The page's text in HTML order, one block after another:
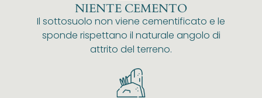
NIENTE CEMENTO
Il sottosuolo non viene cementificato e le
sponde rispettano il naturale angolo di
attrito del terreno.